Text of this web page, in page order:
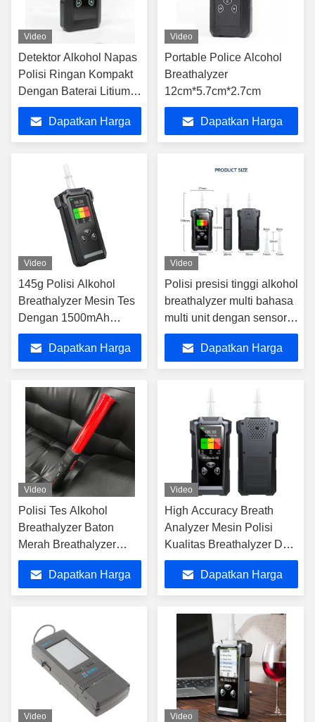
Video
Detektor Alkohol Napas
Polisi Ringan Kompakt
Dengan Baterai Litium
1500 MAh
Dapatkan Harga
Video
Portable Police Alcohol
Breathalyzer
12cm*5.7cm*2.7cm
Dapatkan Harga
Video
145g Polisi Alkohol
Breathalyzer Mesin Tes
Dengan 1500mAh
baterai lithium isi ulang
Dapatkan Harga
Video
Polisi presisi tinggi alkohol
breathalyzer multi bahasa
multi unit dengan sensor
sel bahan bakar
Dapatkan Harga
Video
Polisi Tes Alkohol
Breathalyzer Baton
Merah Breathalyzer
dengan Pengumuman
Suara
Dapatkan Harga
Video
High Accuracy Breath
Analyzer Mesin Polisi
Kualitas Breathalyzer Dua
Mode Deteksi
Dapatkan Harga
Video Video